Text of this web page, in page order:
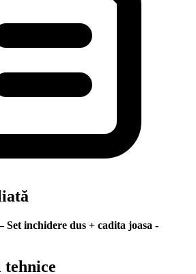
inchidere dus + cadita joasa -